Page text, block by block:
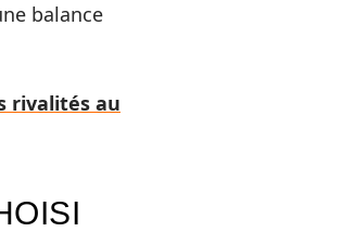
balance
rivalités au